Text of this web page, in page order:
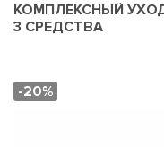
КОМПЛЕКСНЫЙ
3 СРЕДСТВА
-20%